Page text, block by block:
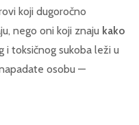
koji dugoročno
nego oni koji znaju kako
i toksičnog sukoba leži u
osobu —